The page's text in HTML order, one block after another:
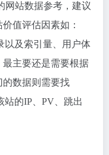
网站数据参考，建议
值评估因素如：
以及索引量、用户体
主要还是需要根据
数据则需要找
站的IP、PV、跳出